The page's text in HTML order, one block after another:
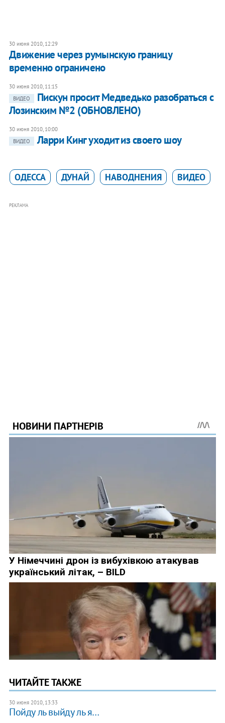
30 июня 2010, 12:29
Движение через румынскую границу
временно ограничено
30 июня 2010, 11:15
ВИДЕО
Пискун просит Медведько разобраться с
Лозинским №2 (ОБНОВЛЕНО)
30 июня 2010, 10:00
ВИДЕО
Ларри Кинг уходит из своего шоу
ОДЕССА ДУНАЙ НАВОДНЕНИЯ ВИДЕО
РЕКЛАМА
ЧИТАЙТЕ ТАКЖЕ
30 июня 2010, 13:33
Пойду ль выйду ль я…